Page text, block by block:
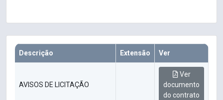
Descrição Extensão Ver
AVISOS DE LICITAÇÃO
Ver
documento
do contrato